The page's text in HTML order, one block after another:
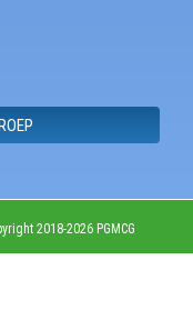
2018-2026 PGMCG